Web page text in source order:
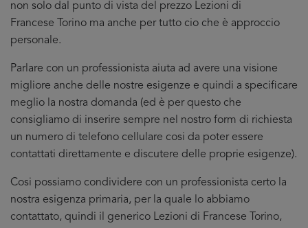
non solo dal punto di vista del prezzo Lezioni di
Francese Torino ma anche per tutto cio che è approccio
personale.
Parlare con un professionista aiuta ad avere una visione
migliore anche delle nostre esigenze e quindi a specificare
meglio la nostra domanda (ed è per questo che
consigliamo di inserire sempre nel nostro form di richiesta
un numero di telefono cellulare cosi da poter essere
contattati direttamente e discutere delle proprie esigenze).
Cosi possiamo condividere con un professionista certo la
nostra esigenza primaria, per la quale lo abbiamo
contattato, quindi il generico Lezioni di Francese Torino,